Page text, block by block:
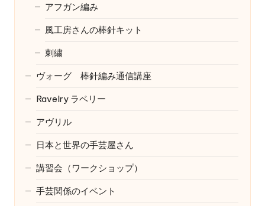
アフガン編み
風工房さんの棒針キット
刺繍
ヴォーグ 棒針編み通信講座
Ravelry ラベリー
アヴリル
日本と世界の手芸屋さん
講習会（ワークショップ）
手芸関係のイベント